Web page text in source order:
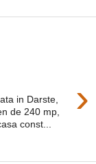
›
in Darste,
de 240 mp,
const...